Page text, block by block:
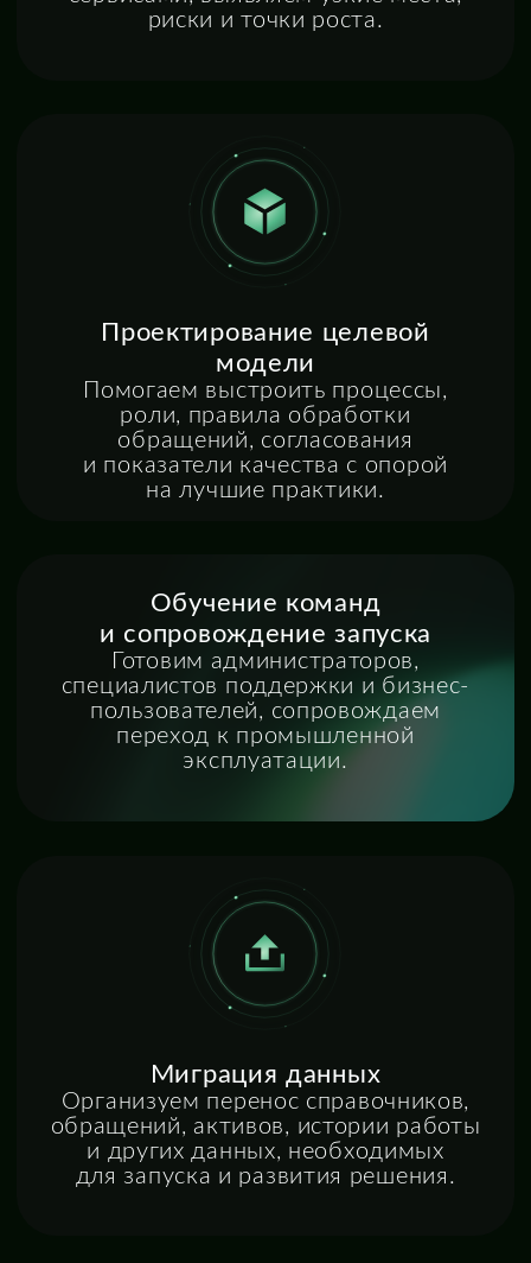
Интеграции с корпоративными
системами
Подключаем каталоги
пользователей, почту, системы
мониторинга, учёта, аналитики
и другие внутренние или внешние
сервисы.
Расширение на новые
подразделения, процессы и сервисы:
от ИТ до административных,
финансовых, кадровых и других
корпоративных направлений.
Миграция данных
Организуем перенос справочников,
Внедрение и настройка
решений
Настраиваем сервисную службу,
обработку инцидентов и запросов,
каталоги услуг, соглашения
согласований и отчётность.